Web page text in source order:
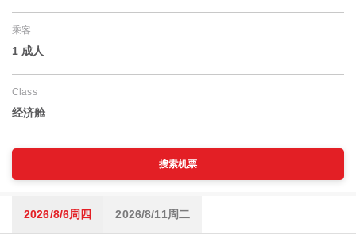
乘客
1 成人
Class
经济舱
搜索机票
2026/8/6周四 2026/8/11周二